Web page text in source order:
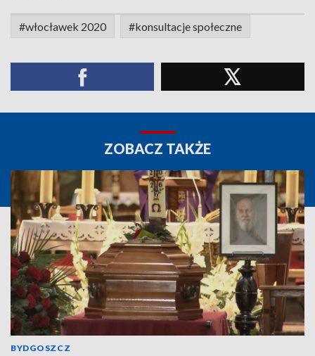
#włocławek 2020 #konsultacje społeczne
ZOBACZ TAKŻE
BYDGOSZCZ